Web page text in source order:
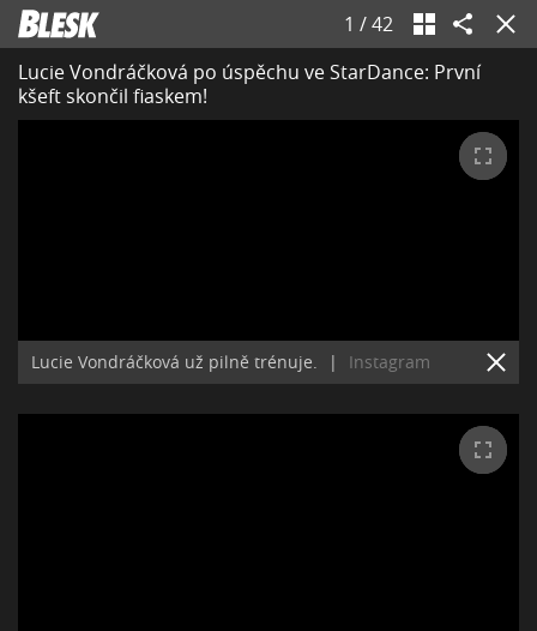
1 /42
Lucie Vondráčková po úspěchu ve StarDance: První
kšeft skončil fiaskem!
Lucie Vondráčková už pilně trénuje. | Instagram